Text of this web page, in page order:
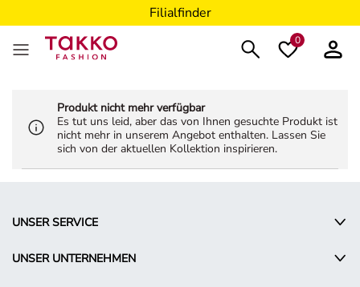
Filialfinder
0
Produkt nicht mehr verfügbar
Es tut uns leid, aber das von Ihnen gesuchte Produkt ist
nicht mehr in unserem Angebot enthalten. Lassen Sie
sich von der aktuellen Kollektion inspirieren.
UNSER SERVICE
UNSER UNTERNEHMEN